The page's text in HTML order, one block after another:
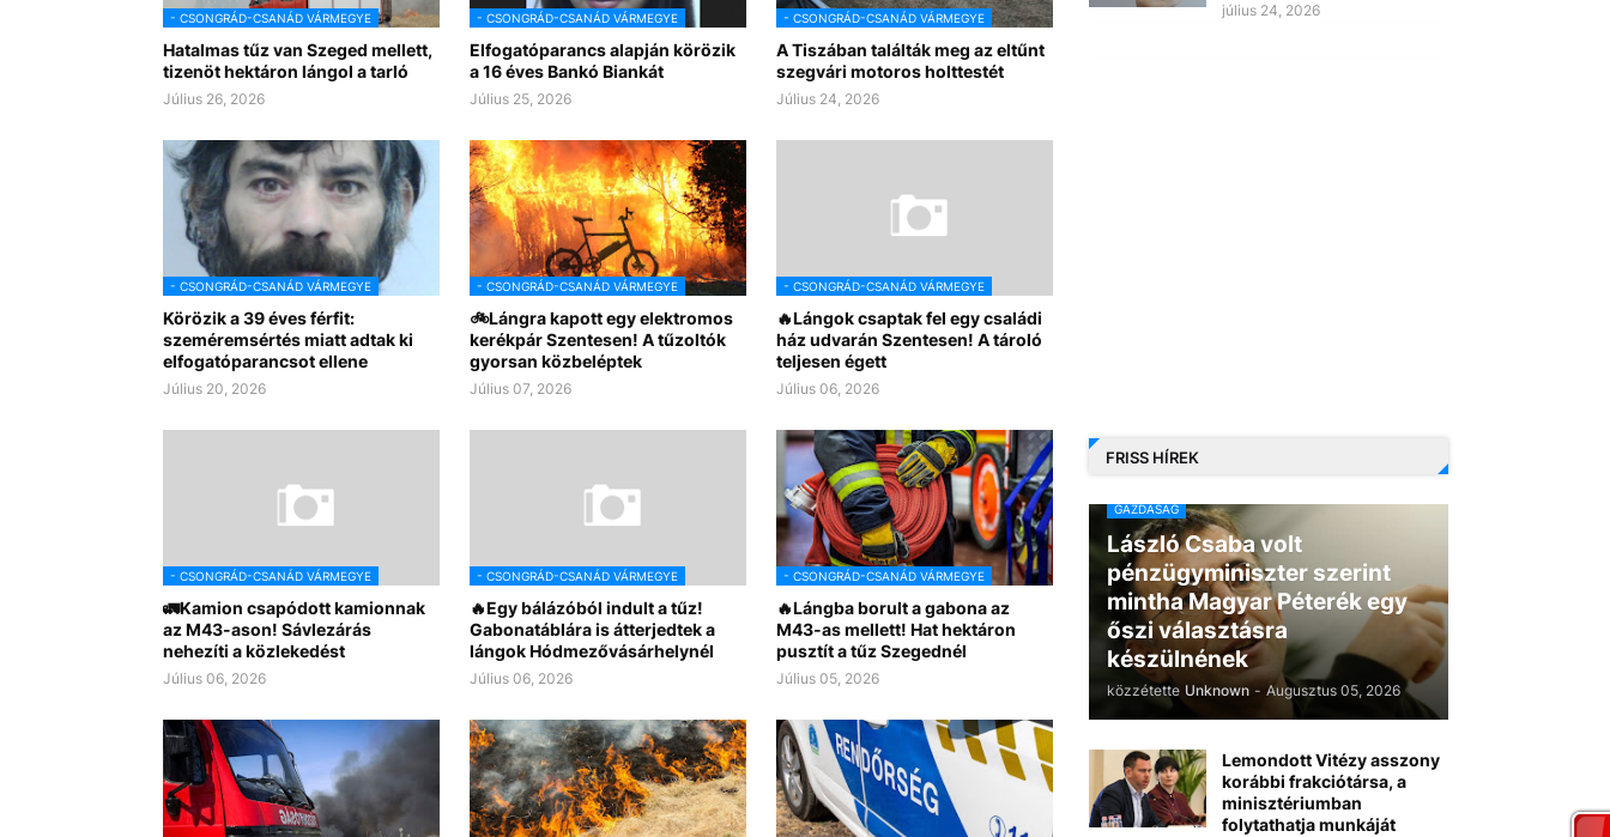
- CSONGRÁD-CSANÁD VÁRMEGYE
Hatalmas tűz van Szeged mellett,
tizenöt hektáron lángol a tarló
Július 26, 2026
- CSONGRÁD-CSANÁD VÁRMEGYE
Elfogatóparancs alapján körözik
a 16 éves Bankó Biankát
Július 25, 2026
- CSONGRÁD-CSANÁD VÁRMEGYE
A Tiszában találták meg az eltűnt
szegvári motoros holttestét
Július 24, 2026
- CSONGRÁD-CSANÁD VÁRMEGYE
Körözik a 39 éves férfit:
szeméremsértés miatt adtak ki
elfogatóparancsot ellene
Július 20, 2026
- CSONGRÁD-CSANÁD VÁRMEGYE
🚲Lángra kapott egy elektromos
kerékpár Szentesen! A tűzoltók
gyorsan közbeléptek
Július 07, 2026
- CSONGRÁD-CSANÁD VÁRMEGYE
🔥Lángok csaptak fel egy családi
ház udvarán Szentesen! A tároló
teljesen égett
Július 06, 2026
- CSONGRÁD-CSANÁD VÁRMEGYE
🚛Kamion csapódott kamionnak
az M43-ason! Sávlezárás
nehezíti a közlekedést
Július 06, 2026
- CSONGRÁD-CSANÁD VÁRMEGYE
🔥Egy bálázóból indult a tűz!
Gabonatáblára is átterjedtek a
lángok Hódmezővásárhelynél
Július 06, 2026
- CSONGRÁD-CSANÁD VÁRMEGYE
🔥Lángba borult a gabona az
M43-as mellett! Hat hektáron
pusztít a tűz Szegednél
Július 05, 2026
július 24, 2026
FRISS HÍREK
GAZDASÁG
László Csaba volt
pénzügyminiszter szerint
mintha Magyar Péterék egy
őszi választásra
készülnének
közzétette Unknown - Augusztus 05, 2026
Lemondott Vitézy asszony
korábbi frakciótársa, a
minisztériumban
folytathatja munkáját